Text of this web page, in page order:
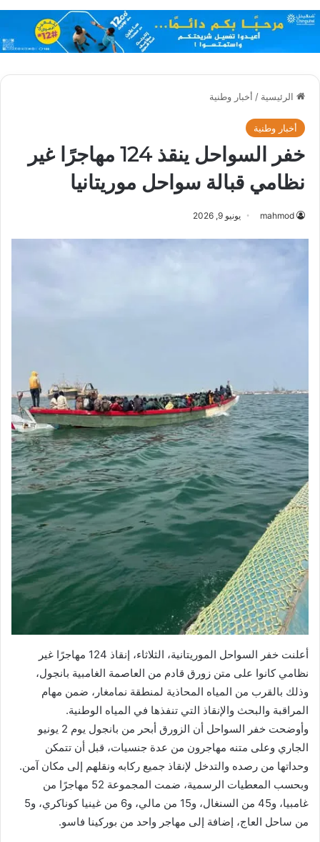
الرئيسية / أخبار وطنية
أخبار وطنية
خفر السواحل ينقذ 124 مهاجرًا غير
نظامي قبالة سواحل موريتانيا
mahmod يونيو 9, 2026
أعلنت خفر السواحل الموريتانية، الثلاثاء، إنقاذ 124 مهاجرًا غير
نظامي كانوا على متن زورق قادم من العاصمة الغامبية بانجول،
وذلك بالقرب من المياه المحاذية لمنطقة نمامغار، ضمن مهام
المراقبة والبحث والإنقاذ التي تنفذها في المياه الوطنية.
وأوضحت خفر السواحل أن الزورق أبحر من بانجول يوم 2 يونيو
الجاري وعلى متنه مهاجرون من عدة جنسيات، قبل أن تتمكن
وحداتها من رصده والتدخل لإنقاذ جميع ركابه ونقلهم إلى مكان آمن.
وبحسب المعطيات الرسمية، ضمت المجموعة 52 مهاجرًا من
غامبيا، و45 من السنغال، و15 من مالي، و6 من غينيا كوناكري، و5
من ساحل العاج، إضافة إلى مهاجر واحد من بوركينا فاسو.